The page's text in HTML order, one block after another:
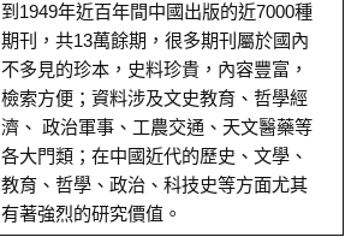
到1949年近百年間中國出版的近7000種
期刊，共13萬餘期，很多期刊屬於國內
不多見的珍本，史料珍貴，內容豐富，
檢索方便；資料涉及文史教育、哲學經
濟、 政治軍事、工農交通、天文醫藥等
各大門類；在中國近代的歷史、文學、
教育、哲學、政治、科技史等方面尤其
有著強烈的研究價值。